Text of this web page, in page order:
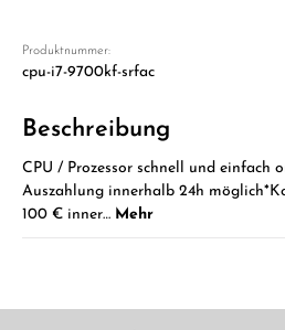
Produktnummer:
cpu-i7-9700kf-srfac
Beschreibung
CPU / Prozessor schnell und einfach
Auszahlung innerhalb 24h
100 € inner… Mehr